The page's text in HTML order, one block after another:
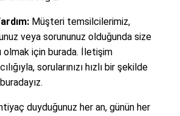
Müşteri temsilcilerimiz,
veya sorununuz olduğunda size
olmak için burada. İletişim
sorularınızı hızlı bir şekilde
duyduğunuz her an, günün her